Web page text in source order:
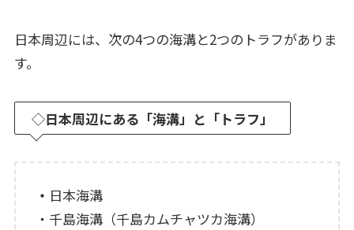
日本周辺には、次の4つの海溝と2つのトラフがありま
す。
◇日本周辺にある「海溝」と「トラフ」
・ 日本海溝
・千島海溝（千島カムチャツカ海溝）